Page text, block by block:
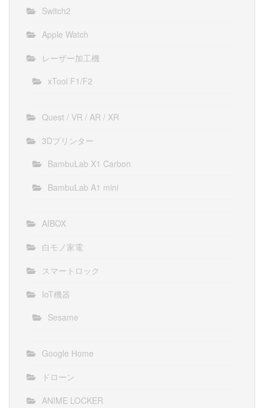
Switch2
Apple Watch
レーザー加工機
xTool F1/F2
Quest / VR / AR / XR
3Dプリンター
BambuLab X1 Carbon
BambuLab A1 mini
AIBOX
白モノ家電
スマートロック
IoT機器
Sesame
Google Home
ドローン
ANIME LOCKER